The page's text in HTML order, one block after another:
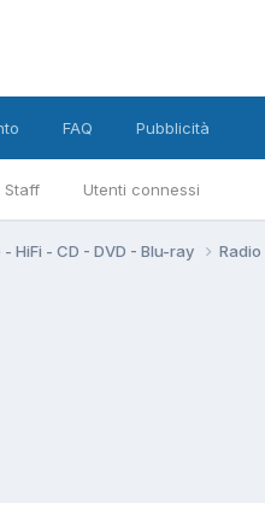
Staff Utenti connessi
FAQ Pubblicità
HiFi - CD - DVD - Blu-ray